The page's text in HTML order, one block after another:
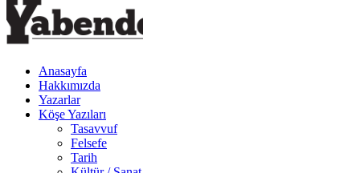
Anasayfa
Hakkımızda
Yazarlar
Köşe Yazıları
Tasavvuf
Felsefe
Tarih